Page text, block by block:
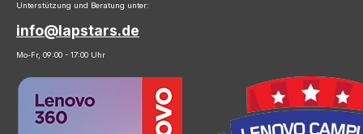
Unterstützung und Beratung unter:
info@lapstars.de
Mo-Fr, 09:00 - 17:00 Uhr